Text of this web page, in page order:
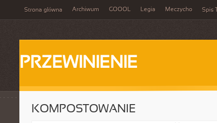
Strona główna Archiwum GOOOL Legia Meczycho Spis
PRZEWINIENIE
KOMPOSTOWANIE